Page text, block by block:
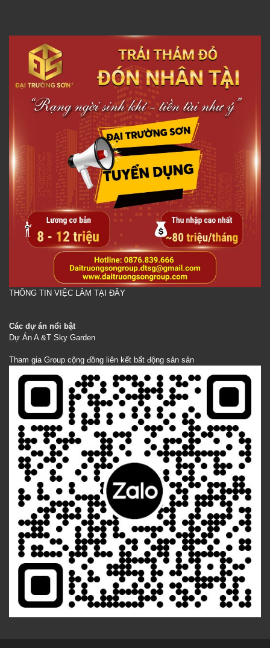
THÔNG TIN VIỆC LÀM TẠI ĐÂY
Các dự án nổi bật
Dự Án A &T Sky Garden
Tham gia Group cộng đồng liên kết bất động sản sản